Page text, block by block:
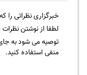
خبرگزاری نظراتی
لطفا از نوشتن
توصیه می شود به
منفی استفاده کنید.